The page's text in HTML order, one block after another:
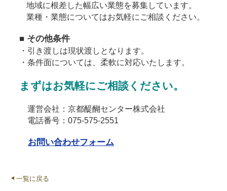
地域に根差した幅広い業態を募集しています。
業種・業態についてはお気軽にご相談ください。
■ その他条件
・引き渡しは現状渡しとなります。
・条件面については、柔軟に対応いたします。
まずはお気軽にご相談ください。
運営会社：京都醍醐センター株式会社
電話番号：075-575-2551
お問い合わせフォーム
一覧に戻る